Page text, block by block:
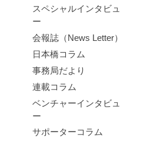
スペシャルインタビュ
ー
会報誌（News Letter）
日本橋コラム
事務局だより
連載コラム
ベンチャーインタビュ
ー
サポーターコラム